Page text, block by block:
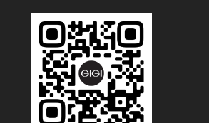
— официальный сайт